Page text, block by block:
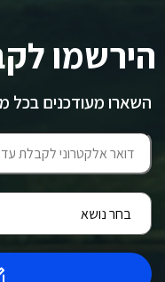
הירשמו
השארו מעודכנים בכל